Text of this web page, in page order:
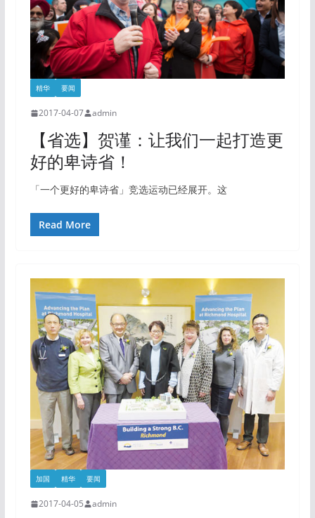
精华 要闻
2017-04-07 admin
【省选】贺谨：让我们一起打造更
好的卑诗省！
「一个更好的卑诗省」竞选运动已经展开。这
Read More
加国 精华 要闻
2017-04-05 admin